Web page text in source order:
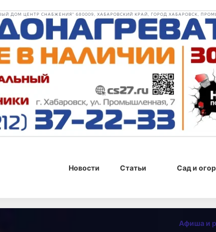
ДОМ ЦЕНТР СНАБЖЕНИЯ" 680009, ХАБАРОВСКИЙ КРАЙ, ГОРОД ХАБАРОВСК,
Новости Статьи Сад и
Афиша и